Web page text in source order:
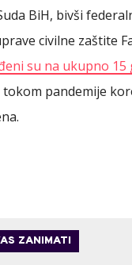
BiH, bivši
civilne zaštite
su na ukupno 15
pandemije
ZANIMATI